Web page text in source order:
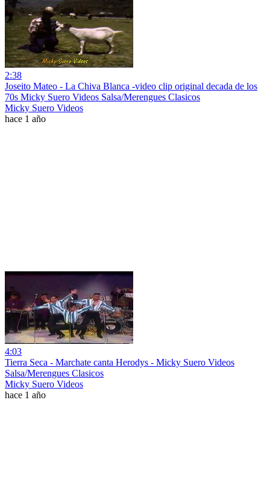
2:38
Joseito Mateo - La Chiva Blanca -video clip original decada de los
70s Micky Suero Videos Salsa/Merengues Clasicos
Micky Suero Videos
hace 1 año
4:03
Tierra Seca - Marchate canta Herodys - Micky Suero Videos
Salsa/Merengues Clasicos
Micky Suero Videos
hace 1 año